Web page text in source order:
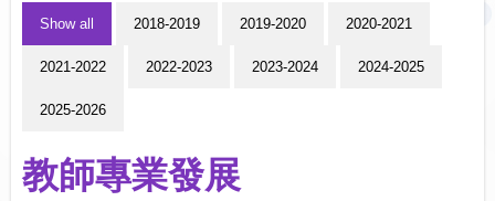
Show all 2018-2019 2019-2020 2020-2021
2021-2022 2022-2023 2023-2024 2024-2025
2025-2026
教師專業發展